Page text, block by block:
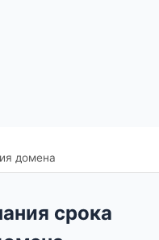
домена
срока